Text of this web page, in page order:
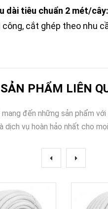
dài tiêu chuẩn 2 mét/cây:
công, cắt ghép theo nhu
SẢN PHẨM LIÊN
mang đến những sản phẩm
dịch vụ hoàn hảo nhất cho